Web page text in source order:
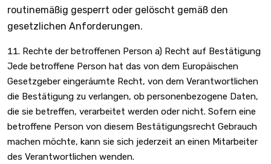
routinemäßig gesperrt oder gelöscht gemäß den
gesetzlichen Anforderungen.
Rechte der betroffenen Person a) Recht auf Bestätigung
Jede betroffene Person hat das von dem Europäischen
Gesetzgeber eingeräumte Recht, von dem Verantwortlichen
die Bestätigung zu verlangen, ob personenbezogene Daten,
die sie betreffen, verarbeitet werden oder nicht. Sofern eine
betroffene Person von diesem Bestätigungsrecht Gebrauch
machen möchte, kann sie sich jederzeit an einen Mitarbeiter
des Verantwortlichen wenden.